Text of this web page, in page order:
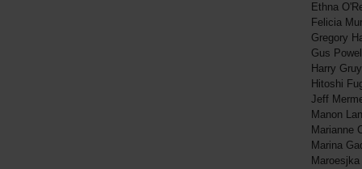
Ethna
Felicia
Gregory
Gus
Harry
Hitoshi
Jeff
Manon
Marianne
Marina